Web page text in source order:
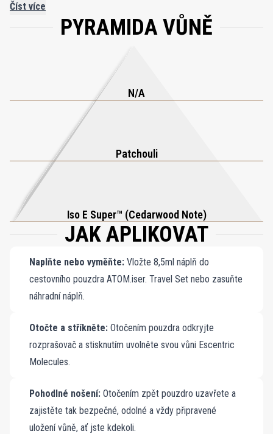
olej dodává zemitou hloubku a komplexnost. Výsledkem je
moderní a elegantní interpretace pačuli – čistá, hřejivá a
bohémského ducha s uhlazenou rafinovaností.
Číst více
PYRAMIDA VŮNĚ
N/A
Patchouli
Iso E Super™ (Cedarwood Note)
JAK APLIKOVAT
Naplňte nebo vyměňte: Vložte 8,5ml náplň do
cestovního pouzdra ATOM.iser. Travel Set nebo zasuňte
náhradní náplň.
Otočte a stříkněte: Otočením pouzdra odkryjte
rozprašovač a stisknutím uvolněte svou vůni Escentric
Molecules.
Pohodlné nošení: Otočením zpět pouzdro uzavřete a
zajistěte tak bezpečné, odolné a vždy připravené
uložení vůně, ať jste kdekoli.